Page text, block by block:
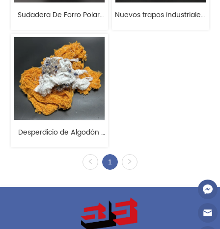
Sudadera De Forro Polar
De Colores
Nuevos trapos industriales
Desperdicio de Algodón
10S Coloreado 1